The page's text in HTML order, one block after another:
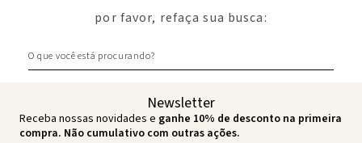
por favor, refaça sua busca:
Newsletter
Receba nossas novidades e ganhe 10% de desconto na primeira
compra. Não cumulativo com outras ações.